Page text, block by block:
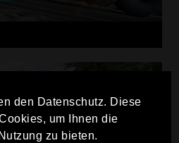
den Datenschutz. Diese
um Ihnen die
zu bieten.